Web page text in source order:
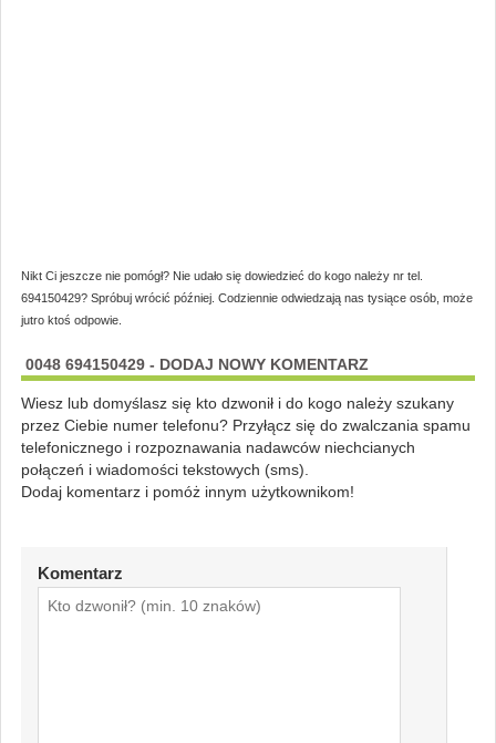
Nikt Ci jeszcze nie pomógł? Nie udało się dowiedzieć do kogo należy nr tel.
694150429? Spróbuj wrócić później. Codziennie odwiedzają nas tysiące osób, może
jutro ktoś odpowie.
0048 694150429 - DODAJ NOWY KOMENTARZ
Wiesz lub domyślasz się kto dzwonił i do kogo należy szukany
przez Ciebie numer telefonu? Przyłącz się do zwalczania spamu
telefonicznego i rozpoznawania nadawców niechcianych
połączeń i wiadomości tekstowych (sms).
Dodaj komentarz i pomóż innym użytkownikom!
Komentarz